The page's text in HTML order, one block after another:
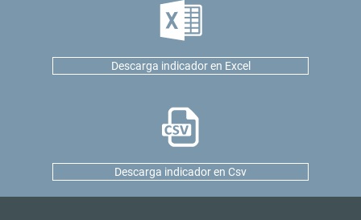
Descarga indicador en Excel
Descarga indicador en Csv